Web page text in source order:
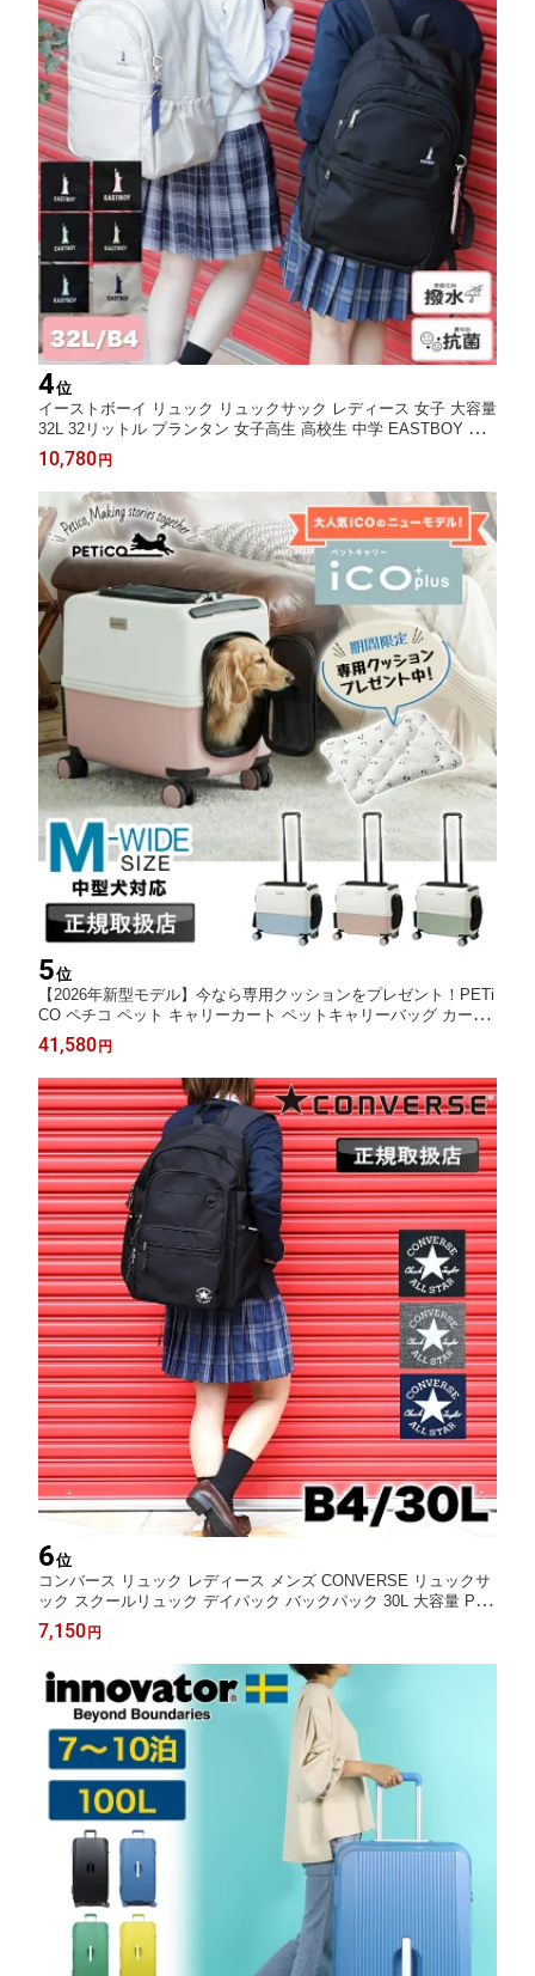
4位
イーストボーイ リュック リュックサック レディース 女子 大容量
32L 32リットル プランタン 女子高生 高校生 中学 EASTBOY デ
イパック バックパック 抗菌 撥水 かわいい おしゃれ こども 学生
通学 スクール デイリー A4 B4 部活 チャーム 黒 正規品 EBA101
10,780 円
5位
【2026年新型モデル】今なら専用クッションをプレゼント！PETi
CO ペチコ ペット キャリーカート ペットキャリーバッグ カート
ペットハウス スーツケース Mワイド 小型犬 中型犬 犬 猫 メッシ
ュ 窓 ストッパー 軽量 病院 散歩 お出かけ ドライブ 旅行 正規品
3004-M-WIDE
41,580 円
6位
コンバース リュック レディース メンズ CONVERSE リュックサ
ック スクールリュック デイパック バックパック 30L 大容量 PC
収納 撥水 男女兼用 ジュニア 学生 中学生 高校生 大学生 大人 通
勤 通学 普段使い 旅行 スポーツ 部活 男子 女子 A4 B4 20073
7,150 円